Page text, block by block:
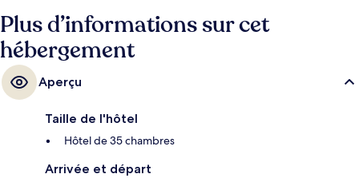
Plus d’informations sur cet
hébergement
Aperçu
Taille de l'hôtel
Hôtel de 35 chambres
Arrivée et départ